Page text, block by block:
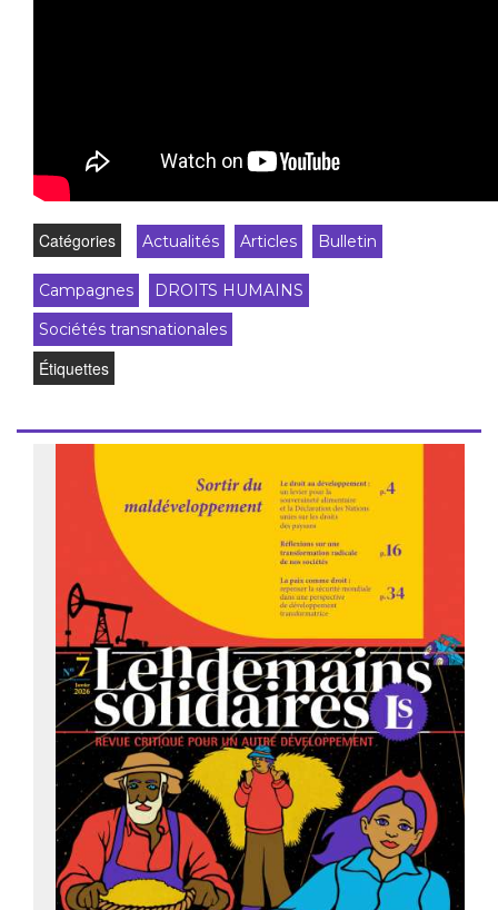
Catégories Actualités Articles Bulletin
Campagnes
DROITS HUMAINS
Sociétés transnationales
Étiquettes